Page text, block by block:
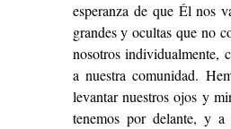
esperanza de que Él nos
grandes y ocultas que no
nosotros individualmente,
a nuestra comunidad.
levantar nuestros ojos y
tenemos por delante, y a